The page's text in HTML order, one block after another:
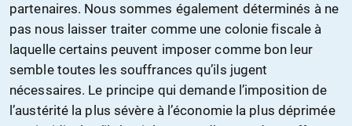
partenaires. Nous sommes également déterminés à ne
pas nous laisser traiter comme une colonie fiscale à
laquelle certains peuvent imposer comme bon leur
semble toutes les souffrances qu’ils jugent
nécessaires. Le principe qui demande l’imposition de
l’austérité la plus sévère à l’économie la plus déprimée